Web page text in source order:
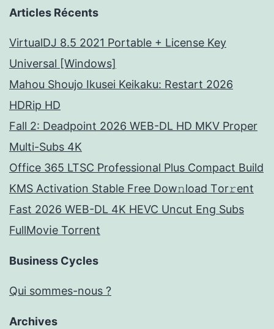
Articles Récents
VirtualDJ 8.5 2021 Portable + License Key
Universal [Windows]
Mahou Shoujo Ikusei Keikaku: Restart 2026
HDRip HD
Fall 2: Deadpoint 2026 WEB-DL HD MKV Proper
Multi-Subs 4K
Office 365 LTSC Professional Plus Compact Build
KMS Activation Stable Frее Dow𝚗load Tоr𝚛ent
Fast 2026 WEB-DL 4K HEVC Uncut Eng Subs
FullMov𝗂e Torrent
Business Cycles
Qui sommes-nous ?
Archives